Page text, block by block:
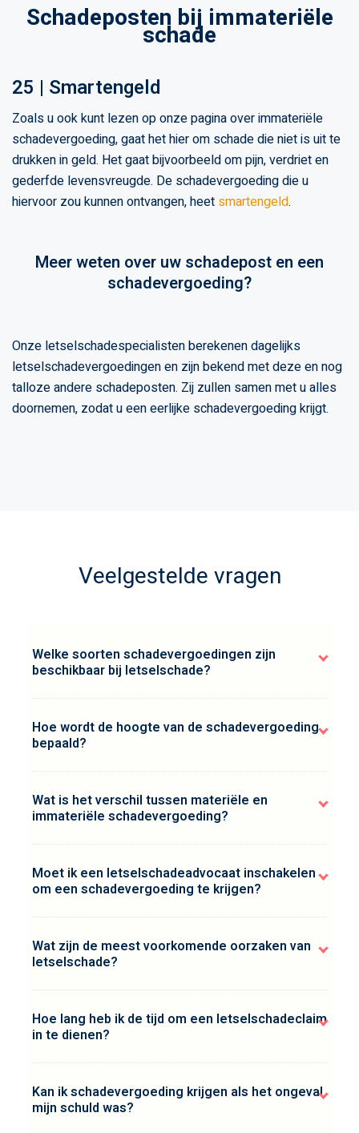
Schadeposten bij immateriële
schade
25 | Smartengeld
Zoals u ook kunt lezen op onze pagina over immateriële
schadevergoeding, gaat het hier om schade die niet is uit te
drukken in geld. Het gaat bijvoorbeeld om pijn, verdriet en
gederfde levensvreugde. De schadevergoeding die u
hiervoor zou kunnen ontvangen, heet smartengeld.
Meer weten over uw schadepost en een
schadevergoeding?
Onze letselschadespecialisten berekenen dagelijks
letselschadevergoedingen en zijn bekend met deze en nog
talloze andere schadeposten. Zij zullen samen met u alles
doornemen, zodat u een eerlijke schadevergoeding krijgt.
Veelgestelde vragen
Welke soorten schadevergoedingen zijn
beschikbaar bij letselschade?
Hoe wordt de hoogte van de schadevergoeding
bepaald?
Wat is het verschil tussen materiële en
immateriële schadevergoeding?
Moet ik een letselschadeadvocaat inschakelen
om een schadevergoeding te krijgen?
Wat zijn de meest voorkomende oorzaken van
letselschade?
Hoe lang heb ik de tijd om een letselschadeclaim
in te dienen?
Kan ik schadevergoeding krijgen als het ongeval
mijn schuld was?